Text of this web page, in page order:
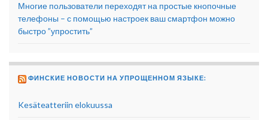
Многие пользователи переходят на простые кнопочные
телефоны – с помощью настроек ваш смартфон можно
быстро ”упростить”
ФИНСКИЕ НОВОСТИ НА УПРОЩЕННОМ ЯЗЫКЕ:
Kesäteatteriin elokuussa